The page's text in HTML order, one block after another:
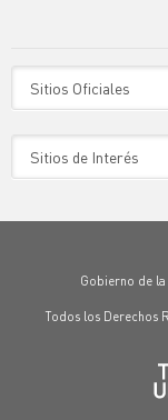
Gobierno de
Todos los Derechos